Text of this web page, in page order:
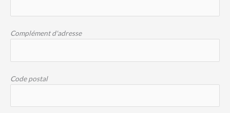
Complément d'adresse
Code postal